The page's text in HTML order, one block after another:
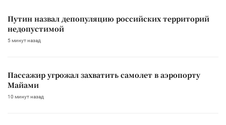
Путин назвал депопуляцию российских территорий
недопустимой
5 минут назад
Пассажир угрожал захватить самолет в аэропорту
Майами
10 минут назад